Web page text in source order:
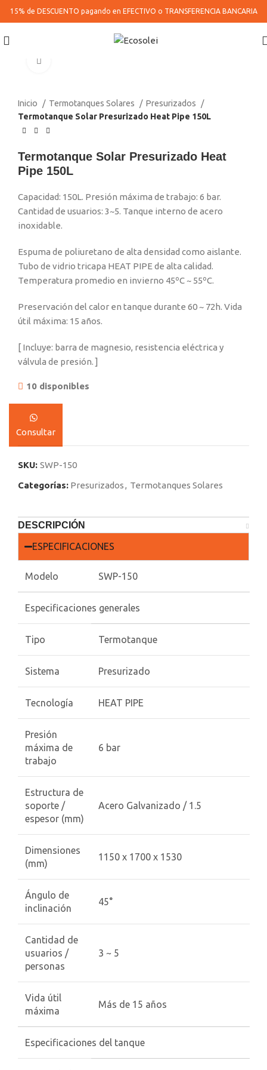
15% de DESCUENTO pagando en EFECTIVO o TRANSFERENCIA BANCARIA
Inicio Termotanques Solares
Presurizados
Termotanque Solar Presurizado Heat Pipe 150L
Termotanque Solar Presurizado Heat
Pipe 150L
Capacidad: 150L. Presión máxima de trabajo: 6 bar.
Cantidad de usuarios: 3~5. Tanque interno de acero
inoxidable.
Espuma de poliuretano de alta densidad como aislante.
Tubo de vidrio tricapa HEAT PIPE de alta calidad.
Temperatura promedio en invierno 45ºC ~ 55ºC.
Preservación del calor en tanque durante 60 ~ 72h. Vida
útil máxima: 15 años.
[ Incluye: barra de magnesio, resistencia eléctrica y
válvula de presión. ]
10 disponibles
Consultar
SKU: SWP-150
Categorías: Presurizados, Termotanques Solares
DESCRIPCIÓN
ESPECIFICACIONES
Modelo SWP-150
Especificaciones generales
Tipo Termotanque
Sistema Presurizado
Tecnología HEAT PIPE
Presión
máxima de
trabajo
6 bar
Estructura de
soporte /
espesor (mm)
Acero Galvanizado / 1.5
Dimensiones
(mm)
1150 x 1700 x 1530
Ángulo de
inclinación
45°
Cantidad de
usuarios /
personas
3 ~ 5
Vida útil
máxima
Más de 15 años
Especificaciones del tanque